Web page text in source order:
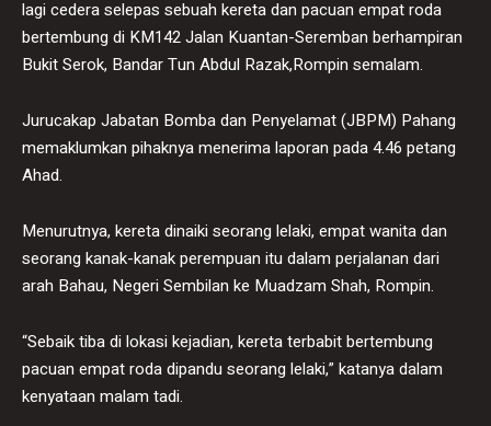
lagi cedera selepas sebuah kereta dan pacuan empat roda
bertembung di KM142 Jalan Kuantan-Seremban berhampiran
Bukit Serok, Bandar Tun Abdul Razak,Rompin semalam.
Jurucakap Jabatan Bomba dan Penyelamat (JBPM) Pahang
memaklumkan pihaknya menerima laporan pada 4.46 petang
Ahad.
Menurutnya, kereta dinaiki seorang lelaki, empat wanita dan
seorang kanak-kanak perempuan itu dalam perjalanan dari
arah Bahau, Negeri Sembilan ke Muadzam Shah, Rompin.
“Sebaik tiba di lokasi kejadian, kereta terbabit bertembung
pacuan empat roda dipandu seorang lelaki,” katanya dalam
kenyataan malam tadi.